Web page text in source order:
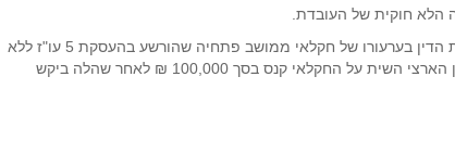
הלא חוקית של העובדת.
דן בית הדין בערעורו של חקלאי ממושב פתחיה שהורשע בהעסקת 5 עו"ז ללא
היתר בחלקת חצילים במושב שכן, שדה עוזיה. בית הדין הארצי השית על החקלאי קנס בסך 100,000 ₪ לאחר שהלה ביקש